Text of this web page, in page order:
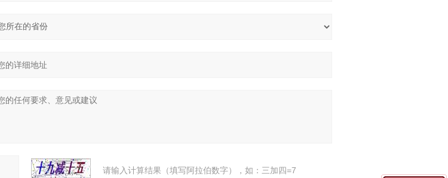
请输入计算结果（填写阿拉伯数字），如：三加四=7